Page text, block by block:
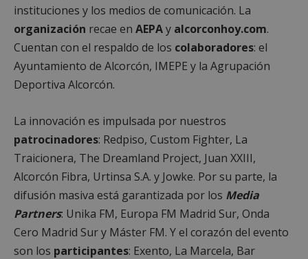
instituciones y los medios de comunicación. La
organización recae en AEPAy alcorconhoy.com.
Cuentan con el respaldo de los colaboradores: el
Ayuntamiento de Alcorcón, IMEPE y la Agrupación
Deportiva Alcorcón.
La innovación es impulsada por nuestros
patrocinadores: Redpiso, Custom Fighter, La
Traicionera, The Dreamland Project, Juan XXIII,
Alcorcón Fibra, Urtinsa S.A. y Jowke. Por su parte, la
difusión masiva está garantizada por los Media
Partners: Unika FM, Europa FM Madrid Sur, Onda
Cero Madrid Sur y Máster FM. Y el corazón del evento
son los participantes: Exento, La Marcela, Bar